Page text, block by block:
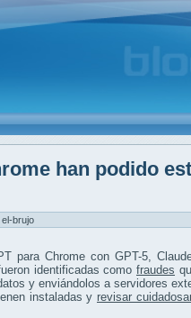
han podido
brujo
para Chrome con GPT-5,
identificadas como fraudes
y enviándolos a servidores
instaladas y revisar